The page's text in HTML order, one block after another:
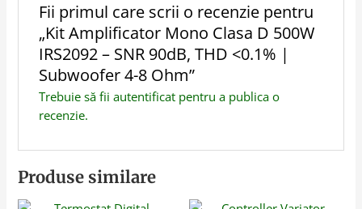
Fii primul care scrii o recenzie pentru
„Kit Amplificator Mono Clasa D 500W
IRS2092 – SNR 90dB, THD <0.1% |
Subwoofer 4-8 Ohm”
Trebuie să fii autentificatpentru a publica o
recenzie.
Produse similare